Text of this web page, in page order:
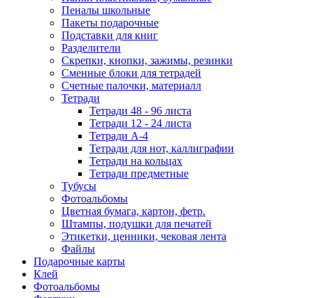
Пеналы школьные
Пакеты подарочные
Подставки для книг
Разделители
Скрепки, кнопки, зажимы, резинки
Сменные блоки для тетрадей
Счетные палочки, материалл
Тетради
Тетради 48 - 96 листа
Тетради 12 - 24 листа
Тетради А-4
Тетради для нот, каллиграфии
Тетради на кольцах
Тетради предметные
Тубусы
Фотоальбомы
Цветная бумага, картон, фетр.
Штампы, подушки для печатей
Этикетки, ценники, чековая лента
Файлы
Подарочные карты
Клей
Фотоальбомы